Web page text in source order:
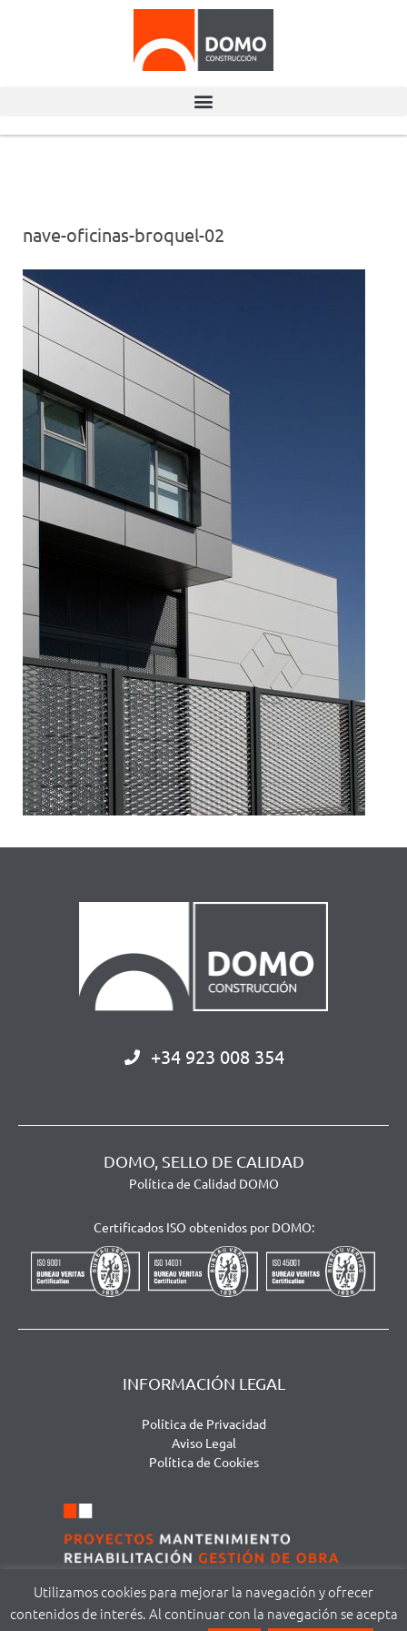
nave-oficinas-broquel-02
+34 923 008 354
DOMO, SELLO DE CALIDAD
Política de Calidad DOMO
Certificados ISO obtenidos por DOMO:
INFORMACIÓN LEGAL
Política de Privacidad
Aviso Legal
Política de Cookies
DOMA MODUS S.L. | Avda. San Agustín, 111 – local 1 | 37005 Salamanca |
Utilizamos cookies para mejorar la navegación y ofrecer
contenidos de interés. Al continuar con la navegación se acepta